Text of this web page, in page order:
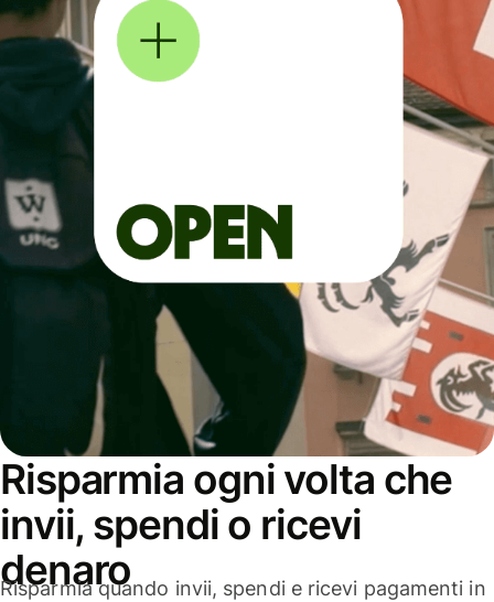
Risparmia ogni volta che
invii, spendi o ricevi
denaro
Risparmia quando invii, spendi e ricevi pagamenti in